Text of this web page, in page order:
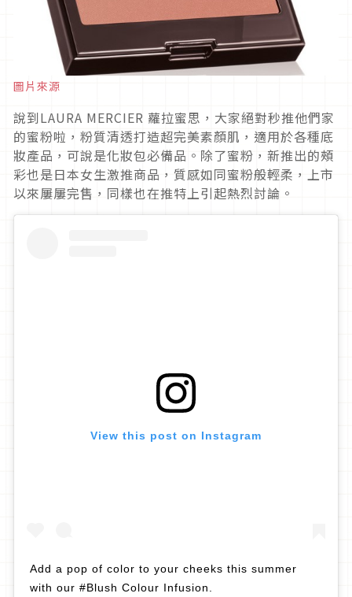
圖片來源
說到LAURA MERCIER 蘿拉蜜思，大家絕對秒推他們家
的蜜粉啦，粉質清透打造超完美素顏肌，適用於各種底
妝產品，可說是化妝包必備品。除了蜜粉，新推出的頰
彩也是日本女生激推商品，質感如同蜜粉般輕柔，上市
以來屢屢完售，同樣也在推特上引起熱烈討論。
View this post on Instagram
Add a pop of color to your cheeks this summer
with our #Blush Colour Infusion.